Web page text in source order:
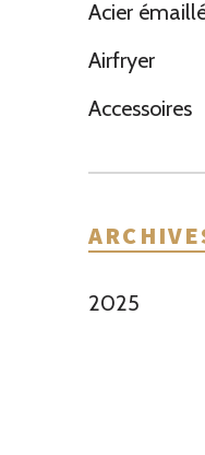
Acier
Airfryer
Accessoires
2025